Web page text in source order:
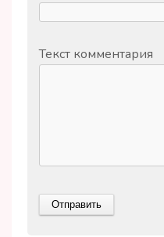
Текст комментария